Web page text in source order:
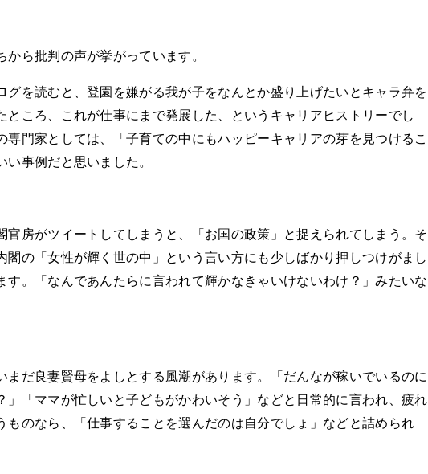
から批判の声が挙がっています。
グを読むと、登園を嫌がる我が子をなんとか盛り上げたいとキャラ弁を
ところ、これが仕事にまで発展した、というキャリアヒストリーでし
専門家としては、「子育ての中にもハッピーキャリアの芽を見つけるこ
い事例だと思いました。
官房がツイートしてしまうと、「お国の政策」と捉えられてしまう。そ
閣の「女性が輝く世の中」という言い方にも少しばかり押しつけがまし
す。「なんであんたらに言われて輝かなきゃいけないわけ？」みたいな
まだ良妻賢母をよしとする風潮があります。「だんなが稼いでいるのに
」「ママが忙しいと子どもがかわいそう」などと日常的に言われ、疲れ
ものなら、「仕事することを選んだのは自分でしょ」などと詰められ